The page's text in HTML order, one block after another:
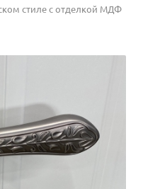
стиле с отделкой МДФ